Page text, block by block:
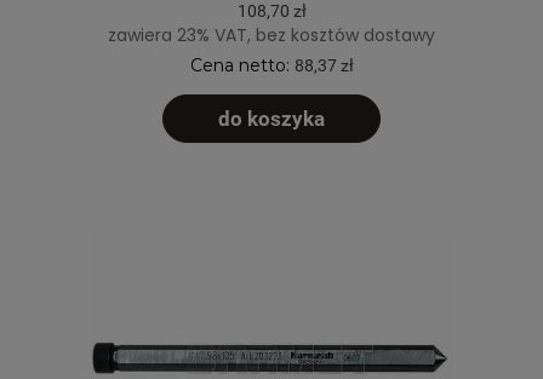
108,70 zł
zawiera 23% VAT, bez kosztów dostawy
Cena netto: 88,37 zł
do koszyka